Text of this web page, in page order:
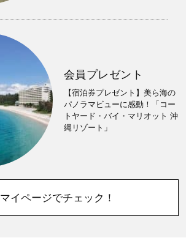
会員プレゼント
【宿泊券プレゼント】美ら海の
パノラマビューに感動！「コー
トヤード・バイ・マリオット 沖
縄リゾート」
マイページでチェック！